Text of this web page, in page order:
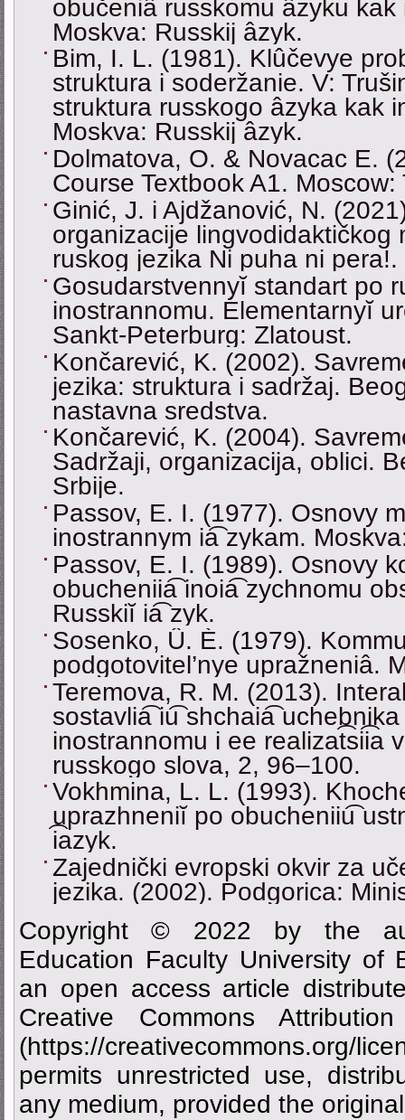
obučeniâ russkomu âzyku
Moskva: Russkij âzyk.
Bim, I. L. (1981). Klûčevye
struktura i soderžanie. V:
struktura russkogo âzyka kak
Moskva: Russkij âzyk.
Dolmatova, O. & Novacac E.
Course Textbook A1. Moscow:
Ginić, J. i Ajdžanović, N.
organizacije lingvodidaktičkog
ruskog jezika Ni puha ni
Gosudarstvennyĭ standart po
inostrannomu. Ėlementarnyĭ
Sankt-Peterburg: Zlatoust.
Končarević, K. (2002).
jezika: struktura i sadržaj.
nastavna sredstva.
Končarević, K. (2004).
Sadržaji, organizacija, oblici.
Srbije.
Passov, E. I. (1977). Osnovy
inostrannym ia͡ zykam.
Passov, E. I. (1989). Osnovy
obucheniia͡ inoia͡ zychnomu
Russkiĭ ia͡ zyk.
Sosenko, Û. È. (1979).
podgotovitel’nye upražneniâ.
Teremova, R. M. (2013).
sostavlia͡ iu͡ shchaia͡
inostrannomu i ee realizat͡sii͡a
russkogo slova, 2, 96‒100.
Vokhmina, L. L. (1993).
uprazhneniĭ po obucheniiu͡
i͡azyk.
Zajednički evropski okvir za
jezika. (2002). Podgorica:
Copyright © 2022 by the
Education Faculty University of
an open access article
Creative Commons
(https://
permits unrestricted use,
any medium, provided the